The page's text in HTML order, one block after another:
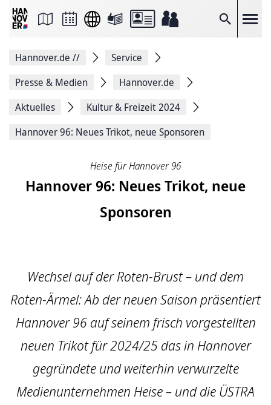
Suche
Seite
Facebook
teilen
Seitenlink
Seite
Hannover.de //
Service
Presse & Medien
Hannover.de
Aktuelles
Kultur & Freizeit 2024
Hannover 96: Neues Trikot, neue Sponsoren
Heise für Hannover 96
Hannover 96: Neues Trikot, neue
Sponsoren
Wechsel auf der Roten-Brust – und dem
Roten-Ärmel: Ab der neuen Saison präsentiert
Hannover 96 auf seinem frisch vorgestellten
neuen Trikot für 2024/25 das in Hannover
gegründete und weiterhin verwurzelte
Medienunternehmen Heise – und die ÜSTRA